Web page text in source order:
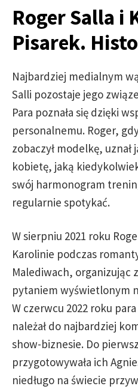
Roger Salla i
Pisarek.
Najbardziej medialnym
Salli pozostaje jego
Para poznała się dzięki
personalnemu. Roger,
zobaczył modelkę, uznał
kobietę, jaką
swój harmonogram
regularnie spotykać.
W sierpniu 2021 roku
Karolinie podczas
Malediwach, organizując
pytaniem wyświetlonym
W czerwcu 2022 roku
należał do najbardziej
show-biznesie. Do
przygotowywała ich
niedługo na świecie